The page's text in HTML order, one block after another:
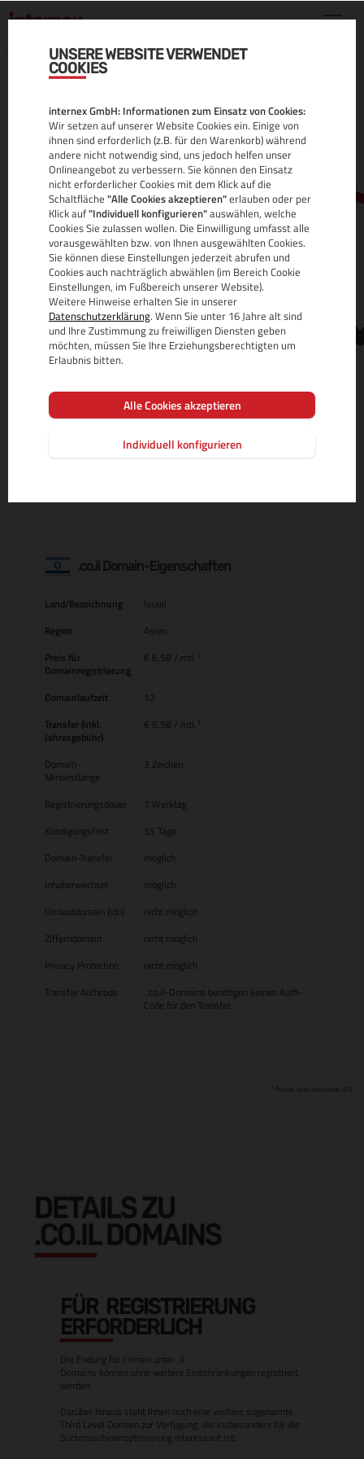
UNSERE WEBSITE VERWENDET
COOKIES
internex GmbH: Informationen zum Einsatz von Cookies:
Wir setzen auf unserer Website Cookies ein. Einige von
ihnen sind erforderlich (z.B. für den Warenkorb) während
andere nicht notwendig sind, uns jedoch helfen unser
Onlineangebot zu verbessern. Sie können den Einsatz
nicht erforderlicher Cookies mit dem Klick auf die
Schaltfläche "Alle Cookies akzeptieren"erlauben oder per
Klick auf"Individuell konfigurieren"auswählen, welche
Cookies Sie zulassen wollen. Die Einwilligung umfasst alle
vorausgewählten bzw. von Ihnen ausgewählten Cookies.
Sie können diese Einstellungen jederzeit abrufen und
Cookies auch nachträglich abwählen (im Bereich Cookie
Einstellungen, im Fußbereich unserer Website).
Weitere Hinweise erhalten Sie in unserer
Datenschutzerklärung. Wenn Sie unter 16 Jahre alt sind
und Ihre Zustimmung zu freiwilligen Diensten geben
möchten, müssen Sie Ihre Erziehungsberechtigten um
Erlaubnis bitten.
Alle Cookies akzeptieren
Individuell konfigurieren
.CO.IL DOMAIN
ALLE INFOS
MEHR INFOS ZUR DOMAIN-ENDUNG
.co.il Domain-Eigenschaften
Land/Bezeichnung
Israel
Region
Asien
Preis für
Domainregistrierung
€ 6,58 / mtl.
Domainlaufzeit
12
Transfer (inkl.
Jahresgebühr)
€ 6,58 / mtl.
Domain-
Mindestlänge
3 Zeichen
Registrierungsdauer
1 Werktag
Kündigungsfrist
35 Tage
Domain-Transfer
möglich
Inhaberwechsel
möglich
Umlautdomain (idn)
nicht möglich
Zifferndomain
nicht möglich
Privacy Protection
nicht möglich
Transfer Authcode
.co.il-Domains benötigen keinen Auth-
Code für den Transfer.
Preise sind exklusive USt.
DETAILS ZU
.CO.IL DOMAINS
FÜR REGISTRIERUNG
ERFORDERLICH
Die Endung für Firmen unter .il.
Domains können ohne weitere Einschränkungen registriert
werden.
Darüber hinaus steht Ihnen noch eine weitere sogenannte
Third Level Domain zur Verfügung, die insbesondere für die
Suchmaschinenoptimierung interessant ist: